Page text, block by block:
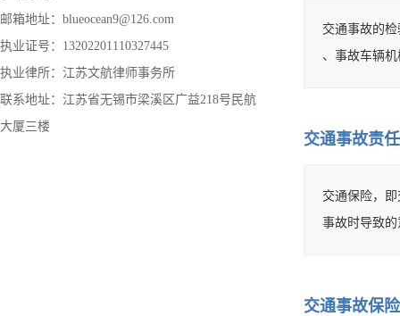
邮箱地址：blueocean9@126.com
执业证号：13202201110327445
执业律所：江苏文航律师事务所
联系地址：江苏省无锡市梁溪区广益218号民航
大厦三楼
交通事故的
、事故车辆
交通事故责任
交通保险，
事故时导致
交通事故保险